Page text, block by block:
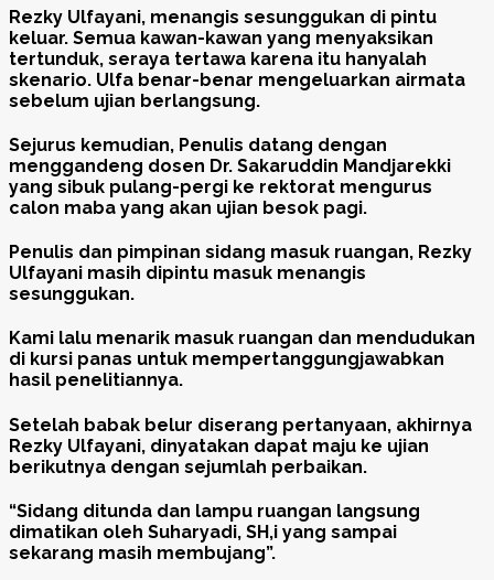
Rezky Ulfayani, menangis sesunggukan di pintu
keluar. Semua kawan-kawan yang menyaksikan
tertunduk, seraya tertawa karena itu hanyalah
skenario. Ulfa benar-benar mengeluarkan airmata
sebelum ujian berlangsung.
Sejurus kemudian, Penulis datang dengan
menggandeng dosen Dr. Sakaruddin Mandjarekki
yang sibuk pulang-pergi ke rektorat mengurus
calon maba yang akan ujian besok pagi.
Penulis dan pimpinan sidang masuk ruangan, Rezky
Ulfayani masih dipintu masuk menangis
sesunggukan.
Kami lalu menarik masuk ruangan dan mendudukan
di kursi panas untuk mempertanggungjawabkan
hasil penelitiannya.
Setelah babak belur diserang pertanyaan, akhirnya
Rezky Ulfayani, dinyatakan dapat maju ke ujian
berikutnya dengan sejumlah perbaikan.
“Sidang ditunda dan lampu ruangan langsung
dimatikan oleh Suharyadi, SH,i yang sampai
sekarang masih membujang”.